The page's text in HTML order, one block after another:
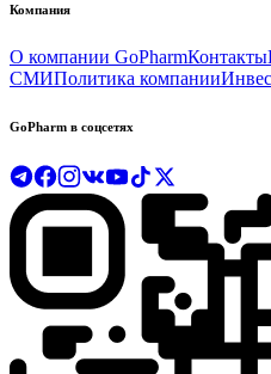
Компания
О компании GoPharmКонтакты
СМИПолитика компании
GoPharm в соцсетях